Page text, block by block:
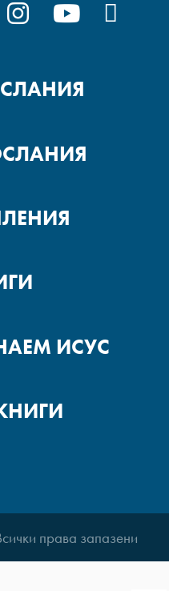
INSTAGRAM
YOUTUBE
ИСУС
права запазени